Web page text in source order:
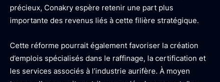
précieux, Conakry espère retenir une part plus
importante des revenus liés à cette filière stratégique.
Cette réforme pourrait également favoriser la création
d’emplois spécialisés dans le raffinage, la certification et
les services associés à l’industrie aurifère. À moyen